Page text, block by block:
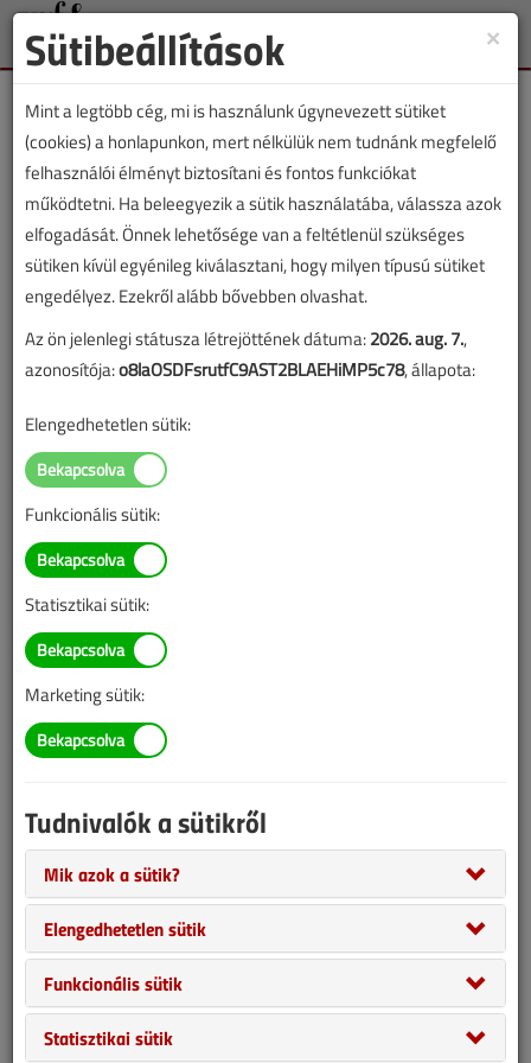
Toggle
Vörös Szilárd
SZERZŐK LISTÁJA
2644 ||
Vörös Szilárd cikkei
Mit mérünk a beszabályozószelep
×
Sütibeállítások
Mint a legtöbb cég, mi is használunk úgynevezett sütiket
(cookies) a honlapunkon, mert nélkülük nem tudnánk megfelelő
felhasználói élményt biztosítani és fontos funkciókat
működtetni. Ha beleegyezik a sütik használatába, válassza azok
elfogadását. Önnek lehetősége van a feltétlenül szükséges
sütiken kívül egyénileg kiválasztani, hogy milyen típusú sütiket
engedélyez. Ezekről alább bővebben olvashat.
Az ön jelenlegi státusza létrejöttének dátuma:2026. aug. 7.,
azonosítója:o8laOSDFsrutfC9AST2BLAEHiMP5c78, állapota:
Elengedhetetlen sütik:
Funkcionális sütik:
Statisztikai sütik:
Marketing sütik:
Tudnivalók a sütikről
Mik azok a sütik?
Elengedhetetlen sütik
Funkcionális sütik
Statisztikai sütik